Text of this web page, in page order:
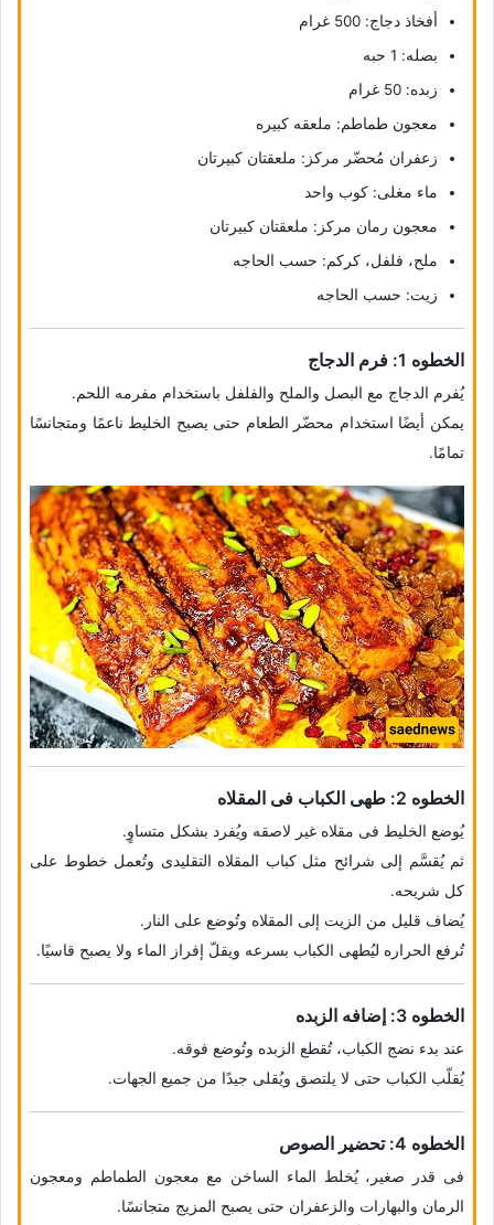
أفخاذ دجاج: 500 غرام
بصله: 1 حبه
زبده: 50 غرام
معجون طماطم: ملعقه کبیره
زعفران مُحضّر مرکز: ملعقتان کبیرتان
ماء مغلی: کوب واحد
معجون رمان مرکز: ملعقتان کبیرتان
ملح، فلفل، کرکم: حسب الحاجه
زیت: حسب الحاجه
الخطوه 1: فرم الدجاج
یُفرم الدجاج مع البصل والملح والفلفل باستخدام مفرمه اللحم.
یمکن أیضًا استخدام محضّر الطعام حتى یصبح الخلیط ناعمًا ومتجانسًا
تمامًا.
الخطوه 2: طهی الکباب فی المقلاه
یُوضع الخلیط فی مقلاه غیر لاصقه ویُفرد بشکل متساوٍ.
ثم یُقسَّم إلى شرائح مثل کباب المقلاه التقلیدی وتُعمل خطوط على
کل شریحه.
یُضاف قلیل من الزیت إلى المقلاه وتُوضع على النار.
تُرفع الحراره لیُطهى الکباب بسرعه ویقلّ إفراز الماء ولا یصبح قاسیًا.
الخطوه 3: إضافه الزبده
عند بدء نضج الکباب، تُقطع الزبده وتُوضع فوقه.
یُقلّب الکباب حتى لا یلتصق ویُقلى جیدًا من جمیع الجهات.
الخطوه 4: تحضیر الصوص
فی قدر صغیر، یُخلط الماء الساخن مع معجون الطماطم ومعجون
الرمان والبهارات والزعفران حتى یصبح المزیج متجانسًا.